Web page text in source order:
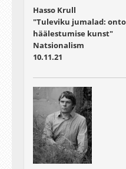
Hasso Krull
"Tuleviku jumalad:
häälestumise kunst"
Natsionalism
10.11.21